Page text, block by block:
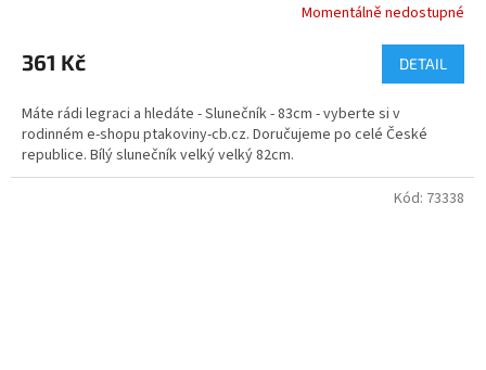
Momentálně nedostupné
361 Kč DETAIL
Máte rádi legraci a hledáte - Slunečník - 83cm - vyberte si v
rodinném e-shopu ptakoviny-cb.cz. Doručujeme po celé České
republice. Bílý slunečník velký velký 82cm.
Kód: 73338